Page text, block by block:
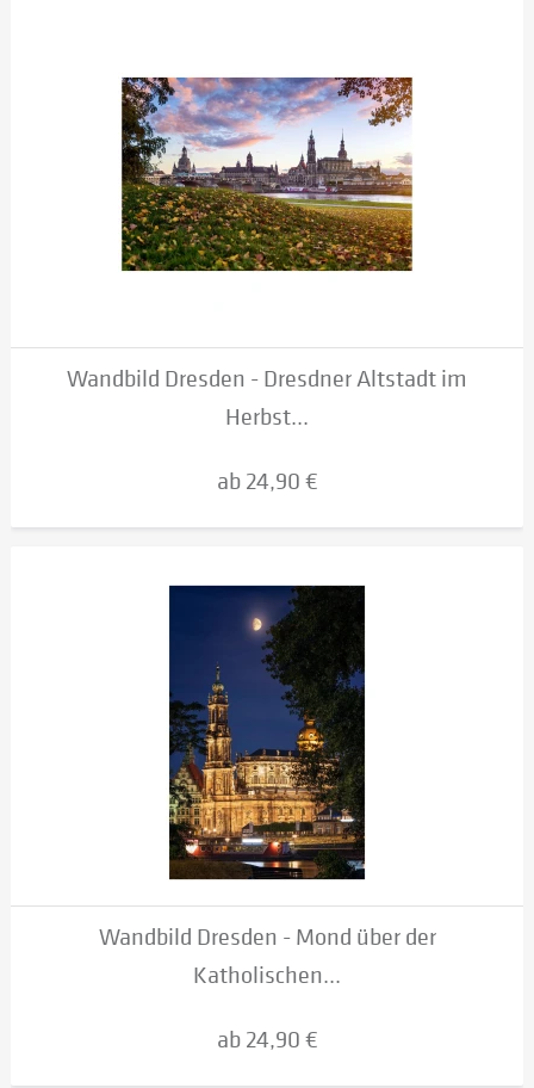
Wandbild Dresden - Dresdner Altstadt im
Herbst...
ab 24,90 €
Wandbild Dresden - Mond über der
Katholischen...
ab 24,90 €